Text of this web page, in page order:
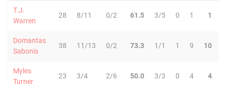
T.J.
Warren
28 8/11 0/2 61.5 3/5 0 1 1
Domantas
Sabonis
38 11/13 0/2 73.3 1/1 1 9 10
Myles
Turner
23 3/4 2/6 50.0 3/3 0 4 4